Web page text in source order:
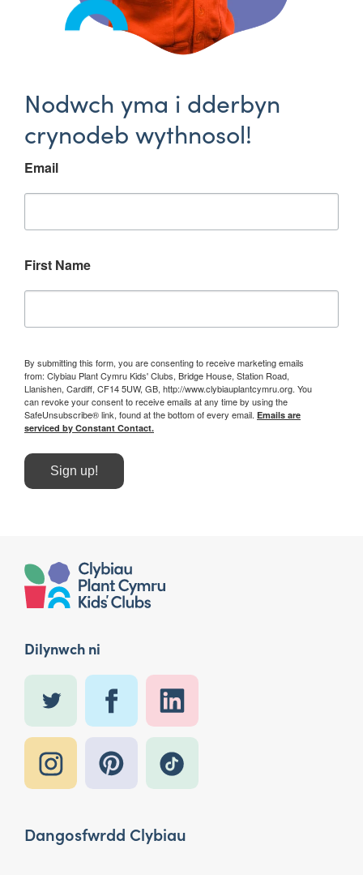
Nodwch yma i dderbyn
crynodeb wythnosol!
Email
First Name
By submitting this form, you are consenting to receive marketing emails
from: Clybiau Plant Cymru Kids' Clubs, Bridge House, Station Road,
Llanishen, Cardiff, CF14 5UW, GB, http://www.clybiauplantcymru.org. You
can revoke your consent to receive emails at any time by using the
SafeUnsubscribe® link, found at the bottom of every email. Emails are
serviced by Constant Contact.
Sign up!
Dilynwch ni
Dangosfwrdd Clybiau